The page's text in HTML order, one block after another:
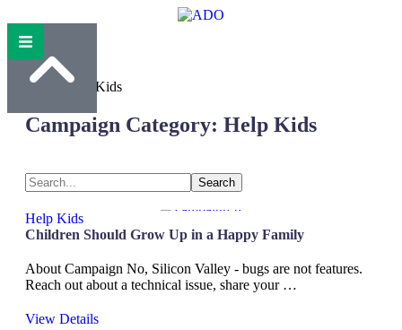
Home Help Kids
Campaign Category: Help Kids
Search
Help Kids
Children Should Grow Up in a Happy Family
About Campaign No, Silicon Valley - bugs are not features.
Reach out about a technical issue, share your …
View Details